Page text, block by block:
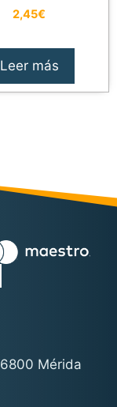
2,45€
Leer más
Mérida